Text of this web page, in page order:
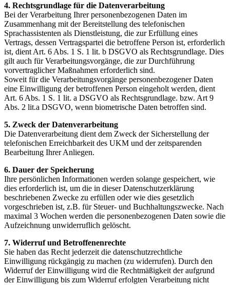
4. Rechtsgrundlage für die Datenverarbeitung
Bei der Verarbeitung Ihrer personenbezogenen Daten im
Zusammenhang mit der Bereitstellung des telefonischen
Sprachassistenten als Dienstleistung, die zur Erfüllung eines
Vertrags, dessen Vertragspartei die betroffene Person ist, erforderlich
ist, dient Art. 6 Abs. 1 S. 1 lit. b DSGVO als Rechtsgrundlage. Dies
gilt auch für Verarbeitungsvorgänge, die zur Durchführung
vorvertraglicher Maßnahmen erforderlich sind.
Soweit für die Verarbeitungsvorgänge personenbezogener Daten
eine Einwilligung der betroffenen Person eingeholt werden, dient
Art. 6 Abs. 1 S. 1 lit. a DSGVO als Rechtsgrundlage. bzw. Art 9
Abs. 2 lit.a DSGVO, wenn biometrische Daten betroffen sind.
5. Zweck der Datenverarbeitung
Die Datenverarbeitung dient dem Zweck der Sicherstellung der
telefonischen Erreichbarkeit des UKM und der zeitsparenden
Bearbeitung Ihrer Anliegen.
6. Dauer der Speicherung
Ihre persönlichen Informationen werden solange gespeichert, wie
dies erforderlich ist, um die in dieser Datenschutzerklärung
beschriebenen Zwecke zu erfüllen oder wie dies gesetzlich
vorgeschrieben ist, z.B. für Steuer- und Buchhaltungszwecke. Nach
maximal 3 Wochen werden die personenbezogenen Daten sowie die
Aufzeichnung unwiderruflich gelöscht.
7. Widerruf und Betroffenenrechte
Sie haben das Recht jederzeit die datenschutzrechtliche
Einwilligung rückgängig zu machen (zu widerrufen). Durch den
Widerruf der Einwilligung wird die Rechtmäßigkeit der aufgrund
der Einwilligung bis zum Widerruf erfolgten Verarbeitung nicht